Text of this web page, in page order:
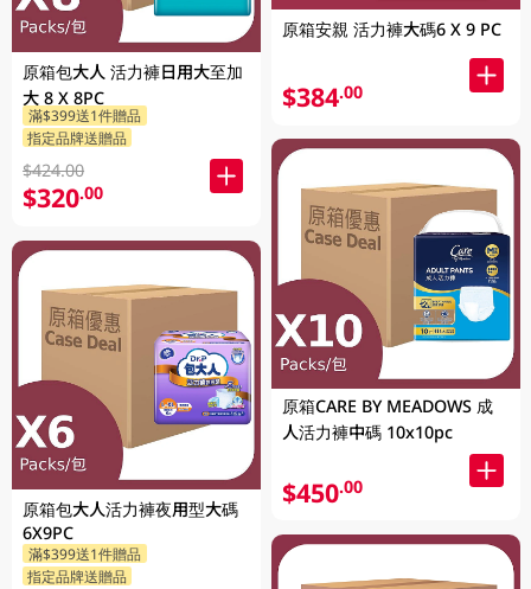
原箱包大人 活力褲日用大至加
大 8 X 8PC
滿$399送1件贈品
指定品牌送贈品
$424.00
$320.00
原箱包大人活力褲夜用型大碼
6X9PC
滿$399送1件贈品
指定品牌送贈品
原箱安親 活力褲大碼6 X 9 PC
$384.00
原箱CARE BY MEADOWS 成
人活力褲中碼 10x10pc
$450.00